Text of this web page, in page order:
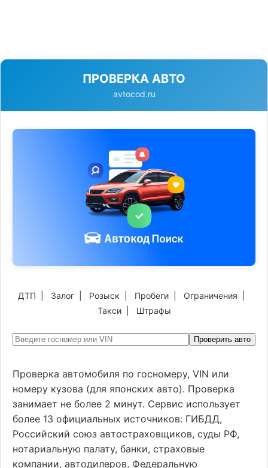
ПРОВЕРКА АВТО
avtocod.ru
ДТП Залог Розыск Пробеги Ограничения
Такси| Штрафы
Проверить авто
Проверка автомобиля по госномеру, VIN или
номеру кузова (для японских авто). Проверка
занимает не более 2 минут. Сервис использует
более 13 официальных источников: ГИБДД,
Российский союз автостраховщиков, суды РФ,
нотариальную палату, банки, страховые
компании, автодилеров, Федеральную